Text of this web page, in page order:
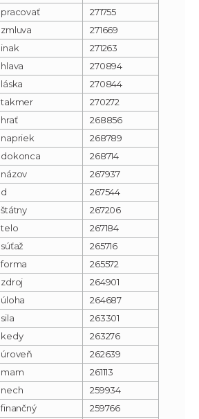
pracovať
271755
zmluva
271669
inak
271263
hlava
270894
láska
270844
takmer
270272
hrať
268856
napriek
268789
dokonca
268714
názov
267937
d
267544
štátny
267206
telo
267184
súťaž
265716
forma
265572
zdroj
264901
úloha
264687
sila
263301
kedy
263276
úroveň
262639
mam
261113
nech
259934
finančný
259766